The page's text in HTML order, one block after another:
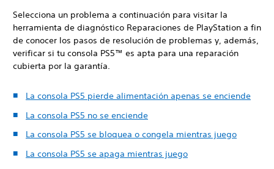
Selecciona un problema a continuación para visitar la
herramienta de diagnóstico Reparaciones de PlayStation a fin
de conocer los pasos de resolución de problemas y, además,
verificar si tu consola PS5™ es apta para una reparación
cubierta por la garantía.
La consola PS5 pierde alimentación apenas se enciende
La consola PS5 no se enciende
La consola PS5 se bloquea o congela mientras juego
La consola PS5 se apaga mientras juego